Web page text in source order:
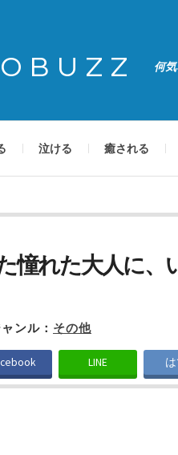
何
泣ける 癒される
憧れた大人に
ンル： その他
LINE